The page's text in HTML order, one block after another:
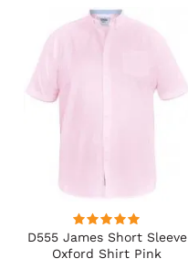
D555 James Short Sleeve
Oxford Shirt Pink